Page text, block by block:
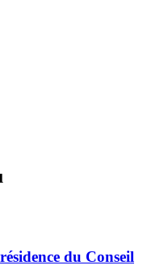
du Conseil